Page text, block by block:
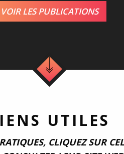
VOIR LES PUBLICATIONS
UTILES
CLIQUEZ SUR